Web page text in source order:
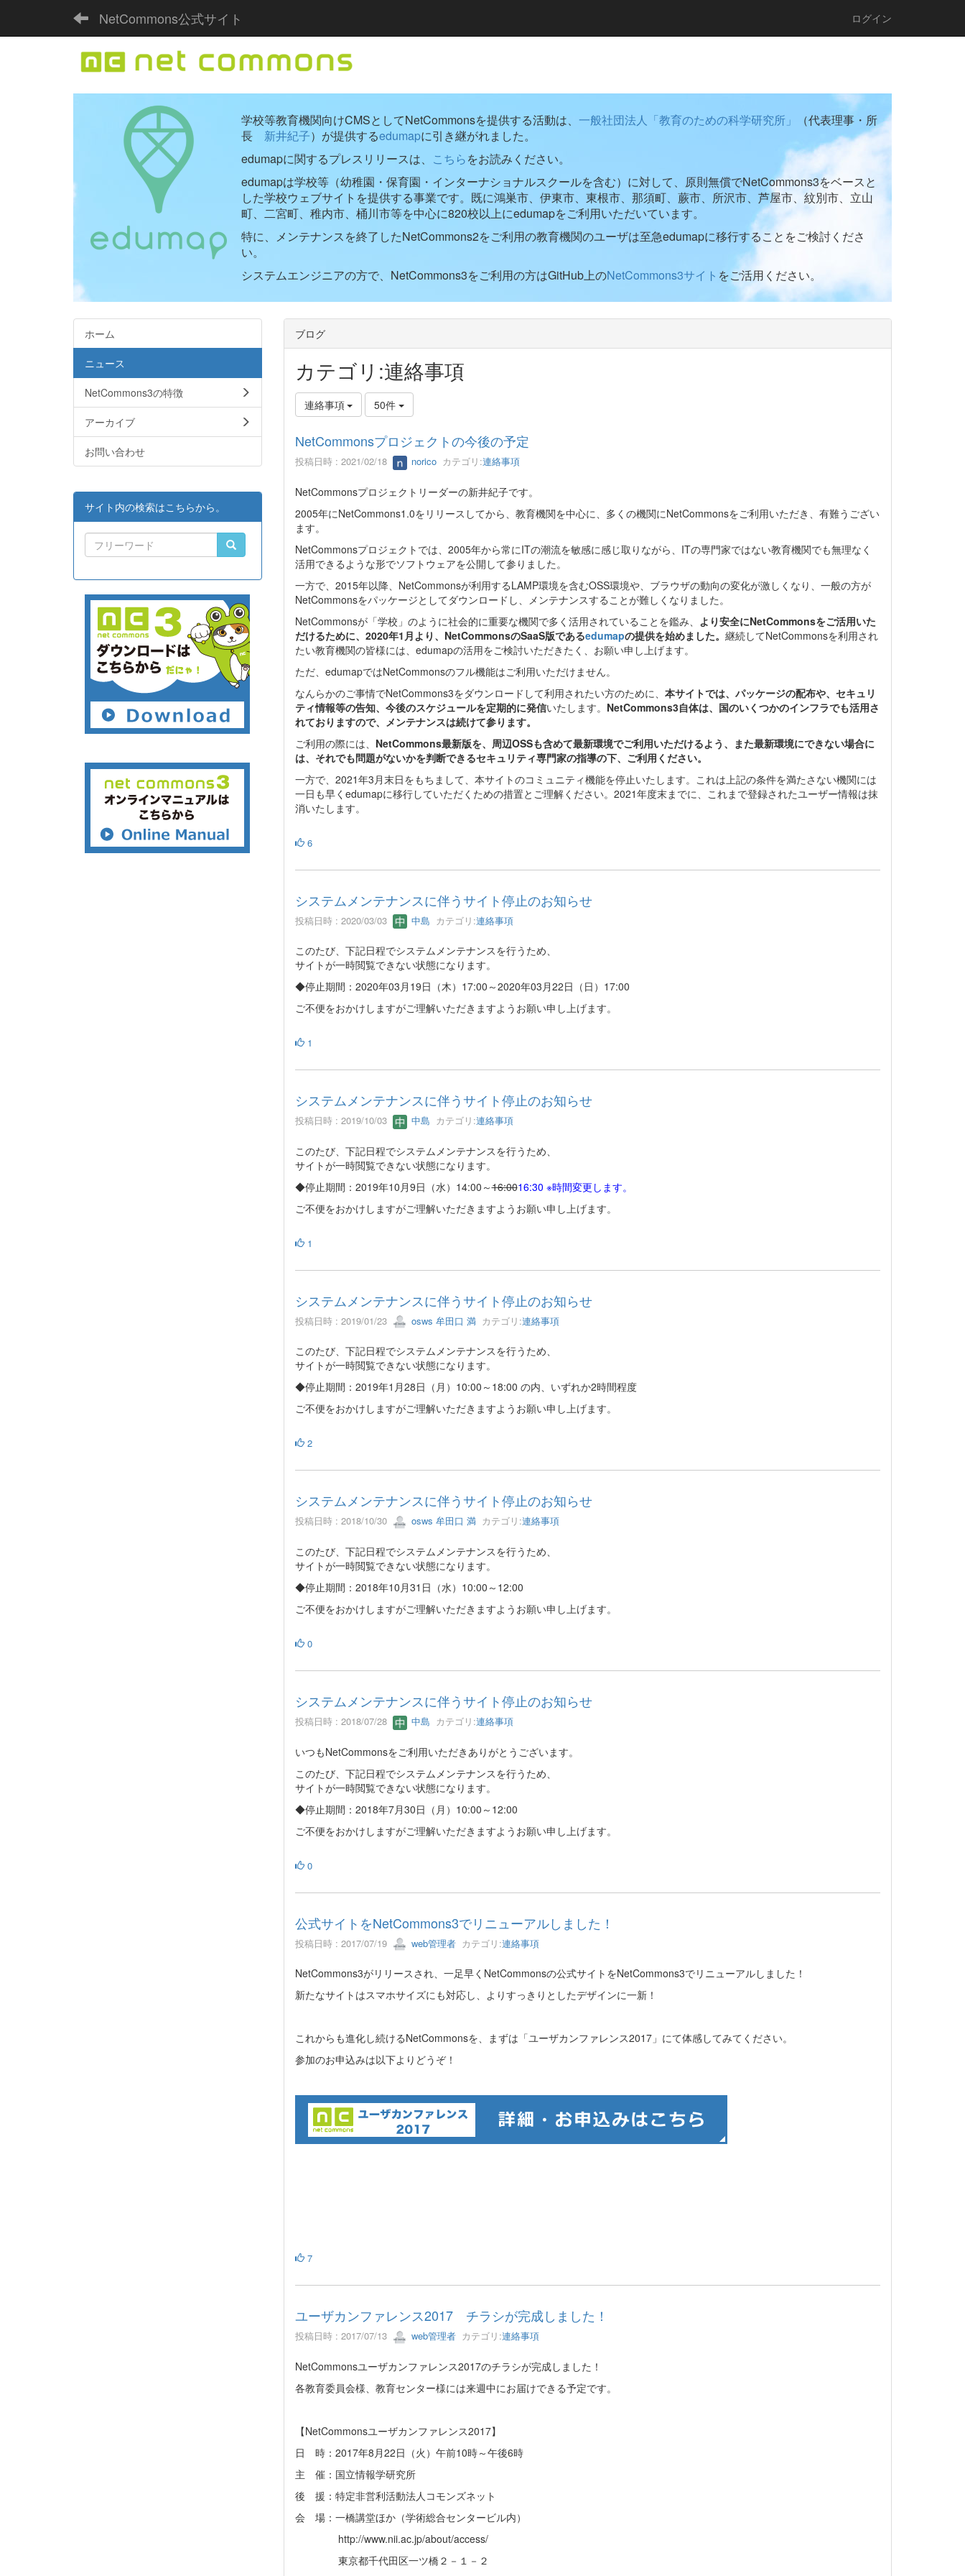
NetCommons公式サイト ログイン
学校等教育機関向けCMSとしてNetCommonsを提供する活動は、 一般社団法人「教育のための科学研究所」
（代表理事・所
長 新井紀子）が提供するedumapに引き継がれました。
edumapに関するプレスリリースは、 こちらをお読みください。
edumapは学校等（幼稚園・保育園・インターナショナルスクールを含む）に対して、原則無償でNetCommons3をベースと
した学校ウェブサイトを提供する事業です。既に鴻巣市、伊東市、東根市、那須町、蕨市、所沢市、芦屋市、紋別市、立山
町、二宮町、稚内市、桶川市等を中心に820校以上にedumapをご利用いただいています。
特に、メンテナンスを終了したNetCommons2をご利用の教育機関のユーザは至急edumapに移行することをご検討くださ
い。
システムエンジニアの方で、NetCommons3をご利用の方はGitHub上のNetCommons3サイト をご活用ください。
ブログ
カテゴリ:連絡事項
連絡事項 50件
NetCommonsプロジェクトの今後の予定
投稿日時 : 2021/02/18 noricoカテゴリ:連絡事項
NetCommonsプロジェクトリーダーの新井紀子です。
2005年にNetCommons1.0をリリースしてから、教育機関を中心に、多くの機関にNetCommonsをご利用いただき、有難うござい
ます。
NetCommonsプロジェクトでは、2005年から常にITの潮流を敏感に感じ取りながら、ITの専門家ではない教育機関でも無理なく
活用できるような形でソフトウェアを公開して参りました。
一方で、2015年以降、NetCommonsが利用するLAMP環境を含むOSS環境や、ブラウザの動向の変化が激しくなり、一般の方が
NetCommonsをパッケージとしてダウンロードし、メンテナンスすることが難しくなりました。
NetCommonsが「学校」のように社会的に重要な機関で多く活用されていることを鑑み、
より安全にNetCommonsをご活用いた
だけるために、2020年1月より、NetCommonsのSaaS版であるedumapの提供を始めました。 継続してNetCommonsを利用され
たい教育機関の皆様には、edumapの活用をご検討いただきたく、お願い申し上げます。
ただ、edumapではNetCommonsのフル機能はご利用いただけません。
なんらかのご事情でNetCommons3をダウンロードして利用されたい方のために、 本サイトでは、パッケージの配布や、セキュリ
ティ情報等の告知、今後のスケジュールを定期的に発信いたします。 NetCommons3自体は、国のいくつかのインフラでも活用さ
れておりますので、メンテナンスは続けて参ります。
ご利用の際には、 NetCommons最新版を、周辺OSSも含めて最新環境でご利用いただけるよう、また最新環境にできない場合に
は、それでも問題がないかを判断できるセキュリティ専門家の指導の下、ご利用ください。
一方で、2021年3月末日をもちまして、本サイトのコミュニティ機能を停止いたします。これは上記の条件を満たさない機関には
一日も早くedumapに移行していただくための措置とご理解ください。2021年度末までに、これまで登録されたユーザー情報は抹
消いたします。
6
システムメンテナンスに伴うサイト停止のお知らせ
投稿日時 : 2020/03/03 中島 カテゴリ:連絡事項
このたび、下記日程でシステムメンテナンスを行うため、
サイトが一時閲覧できない状態になります。
◆停止期間：2020年03月19日（木）17:00～2020年03月22日（日）17:00
ご不便をおかけしますがご理解いただきますようお願い申し上げます。
1
システムメンテナンスに伴うサイト停止のお知らせ
投稿日時 : 2019/10/03 中島 カテゴリ:連絡事項
このたび、下記日程でシステムメンテナンスを行うため、
サイトが一時閲覧できない状態になります。
◆停止期間：2019年10月9日（水）14:00～16:0016:30 ※時間変更します。
ご不便をおかけしますがご理解いただきますようお願い申し上げます。
1
システムメンテナンスに伴うサイト停止のお知らせ
投稿日時 : 2019/01/23 osws 牟田口 満カテゴリ:連絡事項
このたび、下記日程でシステムメンテナンスを行うため、
サイトが一時閲覧できない状態になります。
◆停止期間：2019年1月28日（月）10:00～18:00 の内、いずれか2時間程度
ご不便をおかけしますがご理解いただきますようお願い申し上げます。
2
システムメンテナンスに伴うサイト停止のお知らせ
投稿日時 : 2018/10/30 osws 牟田口 満カテゴリ:連絡事項
このたび、下記日程でシステムメンテナンスを行うため、
サイトが一時閲覧できない状態になります。
◆停止期間：2018年10月31日（水）10:00～12:00
ご不便をおかけしますがご理解いただきますようお願い申し上げます。
0
システムメンテナンスに伴うサイト停止のお知らせ
投稿日時 : 2018/07/28 中島 カテゴリ:連絡事項
いつもNetCommonsをご利用いただきありがとうございます。
このたび、下記日程でシステムメンテナンスを行うため、
サイトが一時閲覧できない状態になります。
◆停止期間：2018年7月30日（月）10:00～12:00
ご不便をおかけしますがご理解いただきますようお願い申し上げます。
0
公式サイトをNetCommons3でリニューアルしました！
投稿日時 : 2017/07/19 web管理者カテゴリ:連絡事項
NetCommons3がリリースされ、一足早くNetCommonsの公式サイトをNetCommons3でリニューアルしました！
新たなサイトはスマホサイズにも対応し、よりすっきりとしたデザインに一新！
これからも進化し続けるNetCommonsを、まずは「ユーザカンファレンス2017」にて体感してみてください。
参加のお申込みは以下よりどうぞ！
7
ユーザカンファレンス2017 チラシが完成しました！
投稿日時 : 2017/07/13 web管理者カテゴリ:連絡事項
NetCommonsユーザカンファレンス2017のチラシが完成しました！
各教育委員会様、教育センター様には来週中にお届けできる予定です。
【NetCommonsユーザカンファレンス2017】
日 時：2017年8月22日（火）午前10時～午後6時
主 催：国立情報学研究所
後 援：特定非営利活動法人コモンズネット
会 場：一橋講堂ほか（学術総合センタービル内）
http://www.nii.ac.jp/about/access/
東京都千代田区一ツ橋２－１－２
ホーム
ニュース
NetCommons3の特徴
アーカイブ
お問い合わせ
サイト内の検索はこちらから。